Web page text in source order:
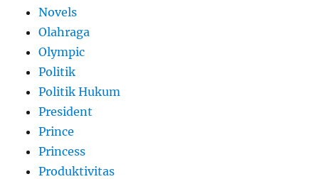
Novels
Olahraga
Olympic
Politik
Politik Hukum
President
Prince
Princess
Produktivitas